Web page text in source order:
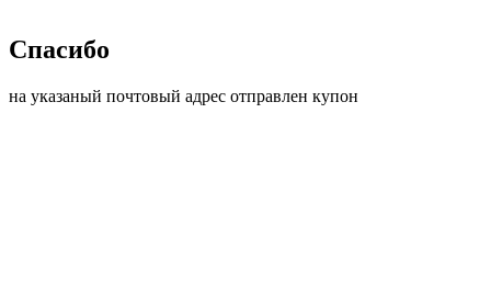
Спасибо
на указаный почтовый адрес отправлен купон